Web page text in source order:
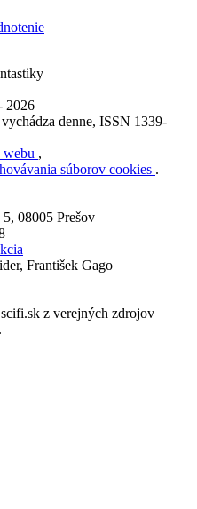
2026
denne, ISSN 1339-
webu ,
súborov cookies .
08005 Prešov
František Gago
z verejných zdrojov